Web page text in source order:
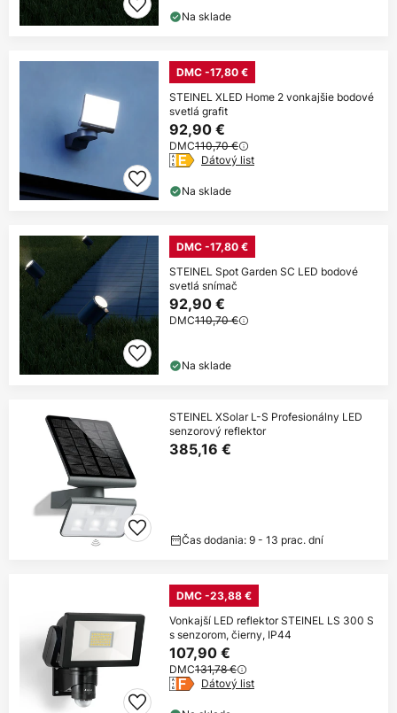
Na sklade
DMC -17,80 €
STEINEL XLED Home 2 vonkajšie bodové
svetlá grafit
92,90 €
DMC110,70 €
Dátový list
Na sklade
DMC -17,80 €
STEINEL Spot Garden SC LED bodové
svetlá snímač
92,90 €
DMC110,70 €
Na sklade
STEINEL XSolar L-S Profesionálny LED
senzorový reflektor
385,16 €
Čas dodania: 9 - 13 prac. dní
DMC -23,88 €
Vonkajší LED reflektor STEINEL LS 300 S
s senzorom, čierny, IP44
107,90 €
DMC131,78 €
Dátový list